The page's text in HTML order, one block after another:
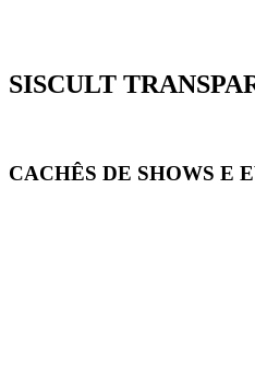
SISCULT
CACHÊS DE SHOWS E